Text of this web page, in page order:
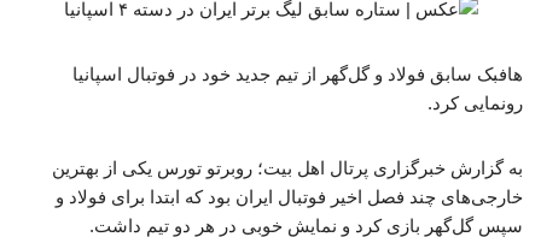
هافبک سابق فولاد و گل‌گهر از تیم جدید خود در فوتبال اسپانیا
رونمایی کرد.
به گزارش خبرگزاری پرتال اهل بیت؛ روبرتو تورس یکی از بهترین
خارجی‌های چند فصل اخیر فوتبال ایران بود که ابتدا برای فولاد و
سپس گل‌گهر بازی کرد و نمایش خوبی در هر دو تیم داشت.